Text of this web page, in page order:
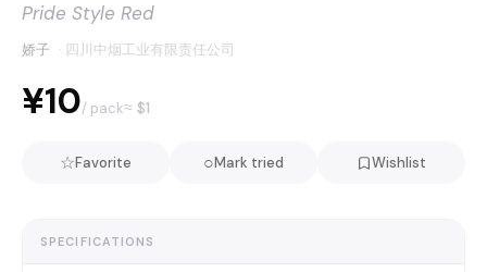
Pride Style Red
娇子 · 四川中烟工业有限责任公司
¥10/ pack≈ $1
☆Favorite ○Mark tried Wishlist
SPECIFICATIONS